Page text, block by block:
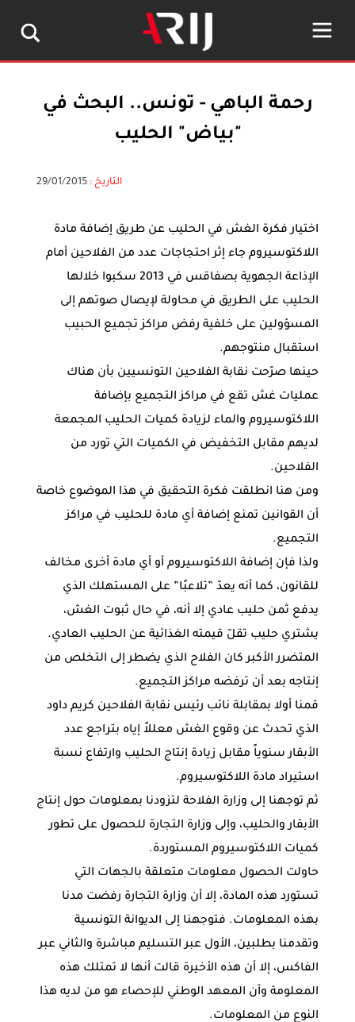
رحمة الباهي - تونس.. البحث في
"بياض" الحليب
التاريخ :29/01/2015
اختيار فكرة الغش في الحليب عن طريق إضافة مادة
اللاكتوسيروم جاء إثر ‏احتجاجات عدد من الفلاحين أمام
الإذاعة الجهوية بصفاقس في 2013 سكبوا ‏خلالها
الحليب على الطريق في محاولة لإيصال صوتهم إلى
المسؤولين على ‏خلفية رفض مراكز تجميع الحبيب
استقبال منتوجهم.‏
حينها صرّحت نقابة الفلاحين التونسيين بأن هناك
عمليات غش تقع في مراكز ‏التجميع بإضافة
اللاكتوسيروم والماء لزيادة كميات الحليب المجمعة
لديهم ‏مقابل التخفيض في الكميات التي تورد من
الفلاحين.‏
ومن هنا انطلقت فكرة التحقيق في هذا الموضوع خاصة
أن القوانين تمنع إضافة ‏أي مادة للحليب في مراكز
التجميع. ‏
ولذا فإن إضافة اللاكتوسيروم أو أي مادة أخرى مخالف
للقانون، كما أنه يعدّ ‏‏”تلاعبًا” على المستهلك الذي
يدفع ثمن حليب عادي إلا أنه، في حال ثبوت الغش،
‏يشتري حليب تقلّ قيمته الغذائية عن الحليب العادي. ‏
المتضرر الأكبر كان الفلاح الذي يضطر إلى التخلص من
إنتاجه بعد أن ترفضه ‏مراكز التجميع.‏
قمنا أولا بمقابلة نائب رئيس نقابة الفلاحين كريم داود
الذي تحدث عن وقوع الغش ‏معللاً إياه بتراجع عدد
الأبقار سنوياً مقابل زيادة إنتاج الحليب وارتفاع نسبة
‏استيراد مادة اللاكتوسيروم.‏
ثم توجهنا إلى وزارة الفلاحة لتزودنا بمعلومات حول إنتاج
الأبقار والحليب، ‏وإلى وزارة التجارة للحصول على تطور
كميات اللاكتوسيروم المستوردة.‏
حاولت الحصول معلومات متعلقة بالجهات التي
تستورد هذه المادة، إلا أن وزارة ‏التجارة رفضت مدنا
بهذه المعلومات. فتوجهنا إلى الديوانة التونسية
وتقدمنا بطلبين، ‏الأول عبر التسليم مباشرة والثاني عبر
الفاكس، إلا أن هذه الأخيرة قالت أنها لا ‏تمتلك هذه
المعلومة وأن المعهد الوطني للإحصاء هو من لديه هذا
النوع من ‏المعلومات.‏